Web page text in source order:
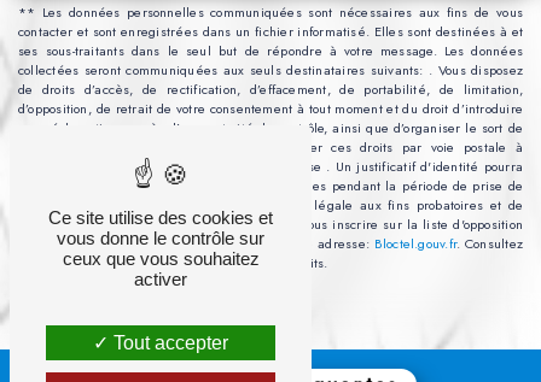
** Les données personnelles communiquées sont nécessaires aux fins de vous
contacter et sont enregistrées dans un fichier informatisé. Elles sont destinées à et
ses sous-traitants dans le seul but de répondre à votre message. Les données
collectées seront communiquées aux seuls destinataires suivants: . Vous disposez
de droits d’accès, de rectification, d’effacement, de portabilité, de limitation,
d’opposition, de retrait de votre consentement à tout moment et du droit d’introduire
une réclamation auprès d’une autorité de contrôle, ainsi que d’organiser le sort de
vos données post-mortem. Vous pouvez exercer ces droits par voie postale à
l'adresse ou par courrier électronique à l'adresse . Un justificatif d'identité pourra
vous être demandé. Nous conservons vos données pendant la période de prise de
contact puis pendant la durée de prescription légale aux fins probatoires et de
gestion des contentieux. Vous avez le droit de vous inscrire sur la liste d'opposition
au démarchage téléphonique, disponible à cette adresse: Bloctel.gouv.fr. Consultez
le site cnil.fr pour plus d’informations sur vos droits.
Ce site utilise des cookies et
vous donne le contrôle sur
ceux que vous souhaitez
activer
Tout accepter